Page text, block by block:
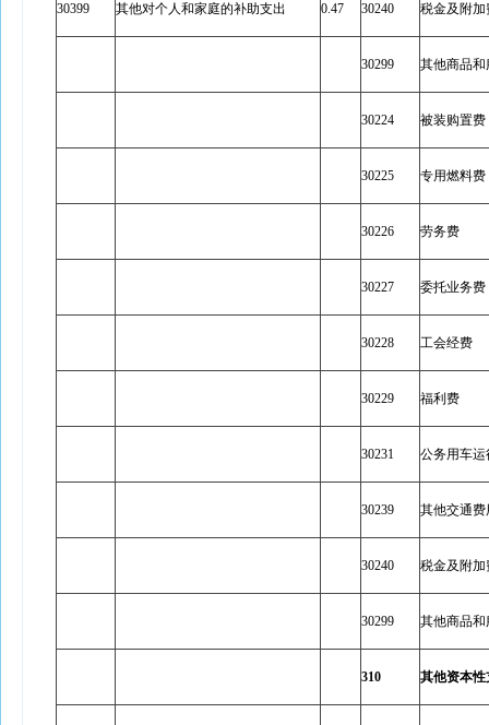
30399 其他对个人和家庭的补助支出 0.47 30240 税金及附加
30299 其他商品和
30224 被装购置费
30225 专用燃料费
30226 劳务费
30227 委托业务费
30228 工会经费
30229 福利费
30231 公务用车运
30239 其他交通费
30240 税金及附加
30299 其他商品和
310 其他资本性